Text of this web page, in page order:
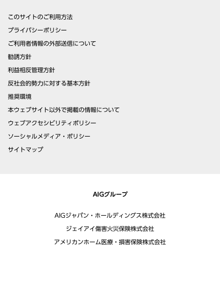
このサイトのご利用方法
プライバシーポリシー
ご利用者情報の外部送信について
勧誘方針
利益相反管理方針
反社会的勢力に対する基本方針
推奨環境
本ウェブサイト以外で掲載の情報について
ウェブアクセシビリティポリシー
ソーシャルメディア・ポリシー
サイトマップ
AIGグループ
AIGジャパン・ホールディングス株式会社
ジェイアイ傷害火災保険株式会社
アメリカンホーム医療・損害保険株式会社